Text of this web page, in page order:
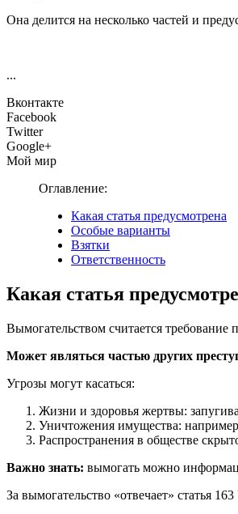
Она делится на несколько частей и
...
Вконтакте
Facebook
Twitter
Google+
Мой мир
Оглавление:
Какая статья предусмотрена
Особые варианты
Взятки
Ответственность
Какая статья
Вымогательством считается
Может являться частью других
Угрозы могут касаться:
Жизни и здоровья жертвы:
Уничтожения имущества:
Распространения в обществе
Важно знать: вымогать можно
За вымогательство «отвечает» статья